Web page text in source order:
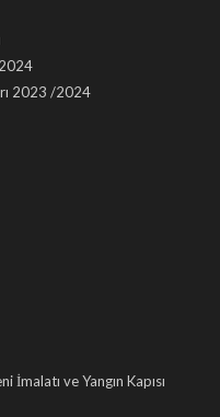
2023 /2024
İmalatı ve Yangın Kapısı